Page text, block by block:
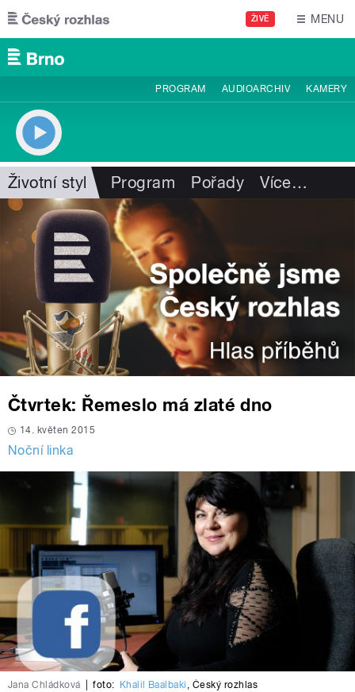
Přejít k hlavnímu obsahu
ŽIVĚ MENU
PROGRAM AUDIOARCHIV KAMERY
Životní styl Program Pořady Více…
Čtvrtek: Řemeslo má zlaté dno
14. květen 2015
Noční linka
Jana Chládková foto: Khalil Baalbaki , Český rozhlas